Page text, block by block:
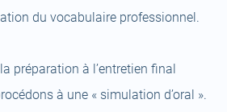
du vocabulaire professionnel.
préparation à l’entretien final
à une « simulation d’oral ».